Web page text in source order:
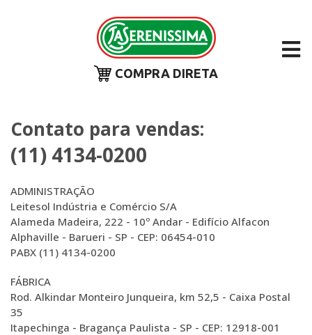
COMPRA DIRETA
Contato para vendas:
(11) 4134-0200
ADMINISTRAÇÃO
Leitesol Indústria e Comércio S/A
Alameda Madeira, 222 - 10º Andar - Edifício Alfacon
Alphaville - Barueri - SP - CEP: 06454-010
PABX (11) 4134-0200
FÁBRICA
Rod. Alkindar Monteiro Junqueira, km 52,5 - Caixa Postal
35
Itapechinga - Bragança Paulista - SP - CEP: 12918-001